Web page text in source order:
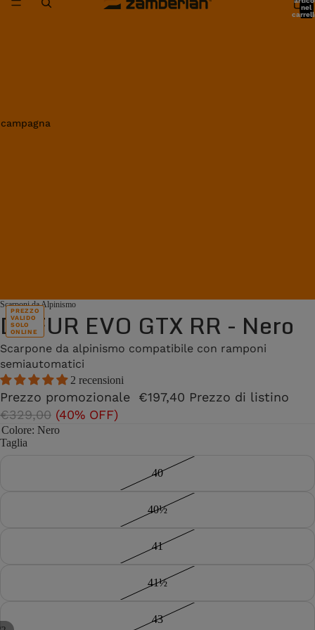
nel
PREZZO
VALIDO
SOLO
ONLINE
Scarponi da Alpinismo
DUFUR EVO GTX RR - Nero
Scarpone da alpinismo compatibile con ramponi
semiautomatici
2 recensioni
Prezzo promozionale €197,40 Prezzo di listino
€329,00 (40% OFF)
Colore: Nero
Taglia
40
40½
41
41½
43